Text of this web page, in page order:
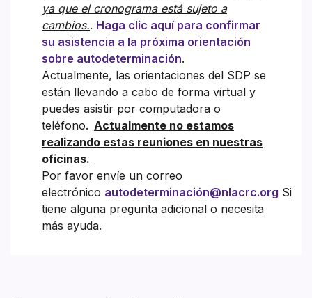
ya que el cronograma está sujeto a
cambios.. Haga clic aquí para confirmar
su asistencia a la próxima orientación
sobre autodeterminación.
Actualmente, las orientaciones del SDP se
están llevando a cabo de forma virtual y
puedes asistir por computadora o
teléfono. Actualmente no estamos
realizando estas reuniones en nuestras
oficinas.
Por favor envíe un correo
electrónico autodeterminación@nlacrc.org Si
tiene alguna pregunta adicional o necesita
más ayuda.